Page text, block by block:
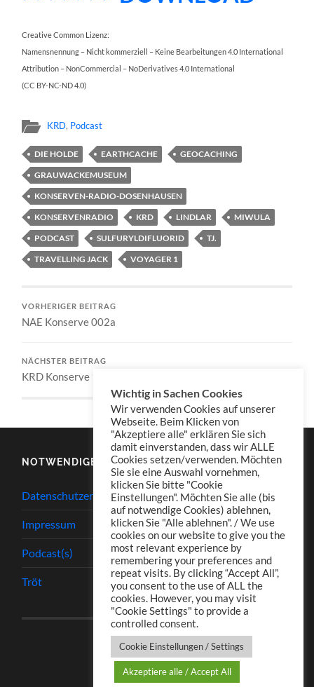
Creative Common Lizenz:
Namensnennung – Nicht kommerziell – Keine Bearbeitungen 4.0 International
Attribution – NonCommercial – NoDerivatives 4.0 International
(CC BY-NC-ND 4.0)
KRD, Podcast
DIE HOLDE EARTHCACHE
GEOCACHING
GRAUWACKEMUSEUM
KONSERVEN-RADIO-DOSENHAUSEN
KONSERVENRADIO
KRD LINDLAR
MIWULA
PODCAST
SULFURYLDIFLUORID
TJ.
TRAVELLING JACK
VOYAGER 1
VORHERIGER BEITRAG
NAE Konserve 002a
NÄCHSTER BEITRAG
KRD Konserve 189
NOTWENDIGES
Datenschutzerklärung
Impressum
Podcast(s)
Tröt
Wichtig in Sachen Cookies
Wir verwenden Cookies auf unserer
Webseite. Beim Klicken von
"Akzeptiere alle" erklären Sie sich
damit einverstanden, dass wir ALLE
Cookies setzen/verwenden. Möchten
Sie sie eine Auswahl vornehmen,
klicken Sie bitte "Cookie
Einstellungen". Möchten Sie alle (bis
auf notwendige Cookies) ablehnen,
klicken Sie "Alle ablehnen". / We use
cookies on our website to give you the
most relevant experience by
remembering your preferences and
repeat visits. By clicking “Accept All”,
you consent to the use of ALL the
cookies. However, you may visit
"Cookie Settings" to provide a
controlled consent.
Cookie Einstellungen / Settings
Akzeptiere alle / Accept All